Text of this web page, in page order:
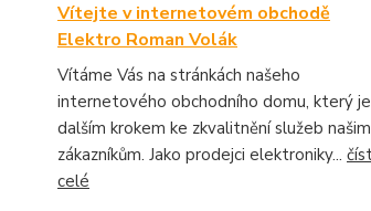
Vítejte v internetovém obchodě
Elektro Roman Volák
Vítáme Vás na stránkách našeho
internetového obchodního domu, který je
dalším krokem ke zkvalitnění služeb našim
zákazníkům. Jako prodejci elektroniky...
celé